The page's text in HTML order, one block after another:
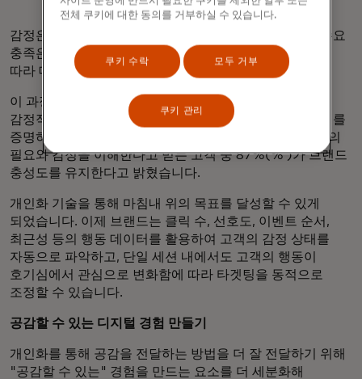
감정은 고객이 내리는 모든 결정을 주도합니다. 따라서 수요
충족은 고객의 마음 상태를 이해하고 고객의 현재 니즈에
따라 대응할 수 있는 브랜드의 능력에 달려 있습니다.
이 과정은 공감의 핵심이며, 브랜드가 지속적이고 깊은
감정적 관계를 형성할 수 있도록 지원합니다. 고객들이 이를
증명하고 있습니다: 예를 들어, Forrester는 기업이 자신의
필요와 감정을 이해한다고 믿는 고객 중 87%(% )가 브랜드
충성도를 유지한다고 밝혔습니다.
개인화 기술을 통해 마침내 위의 목표를 달성할 수 있게
되었습니다. 이제 브랜드는 클릭 수, 선호도, 이벤트 순서,
최근성 등의 행동 데이터를 활용하여 고객의 감정 상태를
자동으로 파악하고, 단일 세션 내에서도 고객의 행동이
호기심에서 관심으로 변화함에 따라 타겟팅을 동적으로
조정할 수 있습니다.
공감할 수 있는 디지털 경험 만들기
개인화를 통해 공감을 전달하는 방법을 더 잘 전달하기 위해
"공감할 수 있는" 경험을 만드는 요소를 더 세분화해
전체 쿠키에 대한 동의를 거부하실 수 있습니다.
쿠키 수락 모두 거부
쿠키 관리